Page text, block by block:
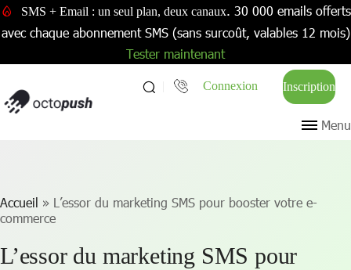
SMS + Email : un seul plan, deux canaux. 30 000 emails offerts
avec chaque abonnement SMS (sans surcoût, valables 12 mois)
Tester maintenant
Connexion Inscription
Menu
Accueil » L’essor du marketing SMS pour booster votre e-
commerce
L’essor du marketing SMS pour